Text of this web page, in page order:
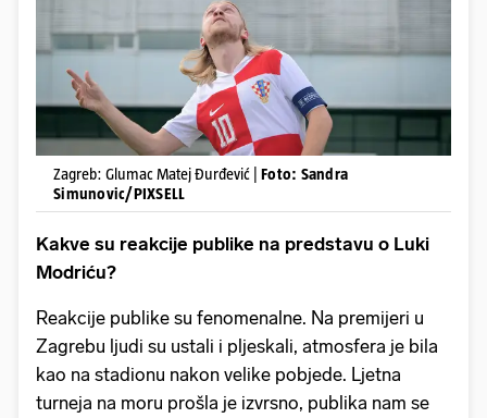
Zagreb: Glumac Matej Đurđević | Foto: Sandra
Simunovic/PIXSELL
Kakve su reakcije publike na predstavu o Luki
Modriću?
Reakcije publike su fenomenalne. Na premijeri u
Zagrebu ljudi su ustali i pljeskali, atmosfera je bila
kao na stadionu nakon velike pobjede. Ljetna
turneja na moru prošla je izvrsno, publika nam se